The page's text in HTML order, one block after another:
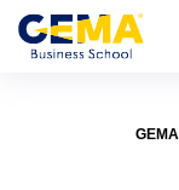
GEMA